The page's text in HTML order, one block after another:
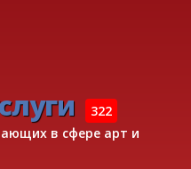
322
в сфере арт и